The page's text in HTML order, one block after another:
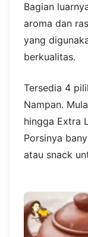
Bagian
aroma dan
yang
berkualitas.
Tersedia 4
Nampan.
hingga Extra
Porsinya
atau snack